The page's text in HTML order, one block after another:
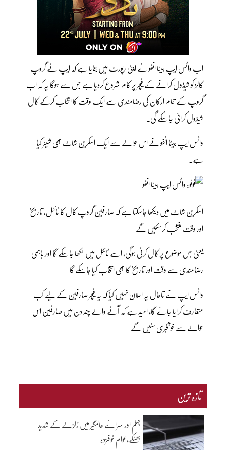
اب واٹس ایپ بیٹا انفو نے اپنی رپورٹ میں بتایا ہے کہ ایپ نے گروپ
کالز کو شیڈول کرانے کے فیچر پر کام شروع کردیا ہے جس سے ہوگا یہ کہ اب
گروپ کے تمام ارکان کی رضامندی سے ایک وقت کا انتخاب کرکے کال
شیڈول کرائی جاسکے گی۔
واٹس ایپ بیٹا انفو نے اس حوالے سے ایک اسکرین شاٹ بھی شیئر کیا
ہے۔
اسکرین شاٹ میں دیکھا جاسکتا ہے کہ صارفین گروپ کال کا ٹائٹل، تاریخ
اور وقت منتخب کرسکیں گے۔
یعنی جس موضوع پر کال کرنی ہوگی، اسے ٹائٹل میں لکھا جاسکے گا اور باہمی
رضامندی سے وقت اور تاریخ کا بھی انتخاب کیا جاسکے گا۔
واٹس ایپ نے تاحال یہ اعلان نہیں کیا کہ یہ فیچر صارفین کے لیے کب
متعارف کرایا جائے گا، امید ہے کہ آنے والے چند دن میں صارفین اس
حوالے سے خوشخبری سنیں گے۔
تازہ ترین
جہلم اور سرائے عالمگیر میں زلزلے کے شدید
جھٹکے،عوام خوفزدہ